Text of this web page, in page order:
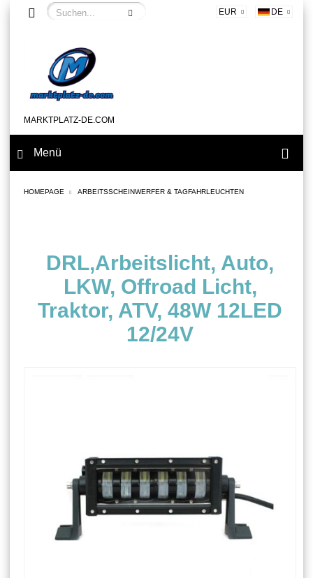
EUR DE
MARKTPLATZ-DE.COM
Menü
HOMEPAGE ARBEITSSCHEINWERFER & TAGFAHRLEUCHTEN
DRL,Arbeitslicht, Auto,
LKW, Offroad Licht,
Traktor, ATV, 48W 12LED
12/24V